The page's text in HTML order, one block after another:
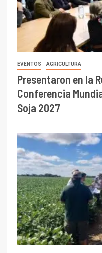
EVENTOS AGRICULTURA
Presentaron en la
Conferencia
Soja 2027